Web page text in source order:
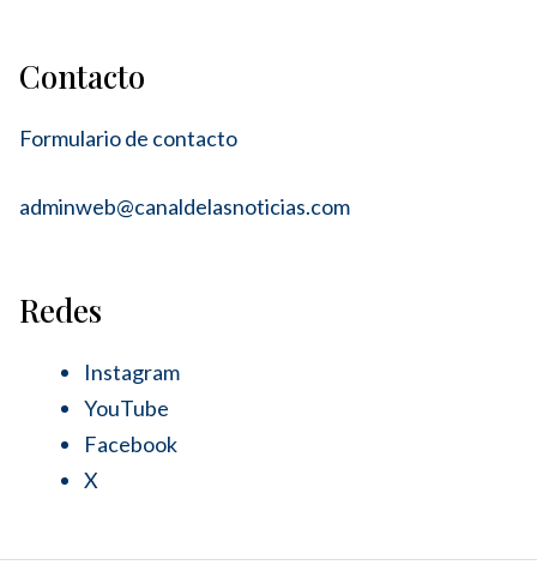
Contacto
Formulario de contacto
adminweb@canaldelasnoticias.com
Redes
Instagram
YouTube
Facebook
X